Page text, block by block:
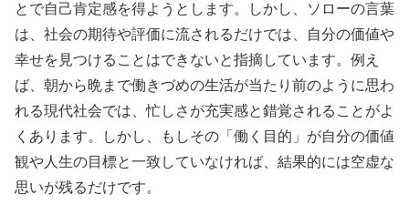
とで自己肯定感を得ようとします。しかし、ソローの言葉
は、社会の期待や評価に流されるだけでは、自分の価値や
幸せを見つけることはできないと指摘しています。例え
ば、朝から晩まで働きづめの生活が当たり前のように思わ
れる現代社会では、忙しさが充実感と錯覚されることがよ
くあります。しかし、もしその「働く目的」が自分の価値
観や人生の目標と一致していなければ、結果的には空虚な
思いが残るだけです。